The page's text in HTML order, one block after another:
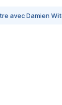
avec Damien